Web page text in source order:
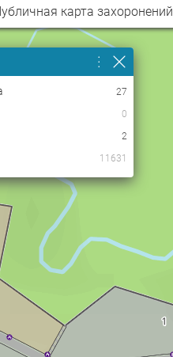
карта захоронений
.
..
27
0
2
11631